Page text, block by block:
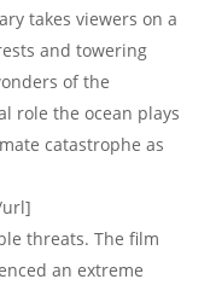
takes viewers on a
and towering
of the
role the ocean plays
catastrophe as
threats. The film
an extreme